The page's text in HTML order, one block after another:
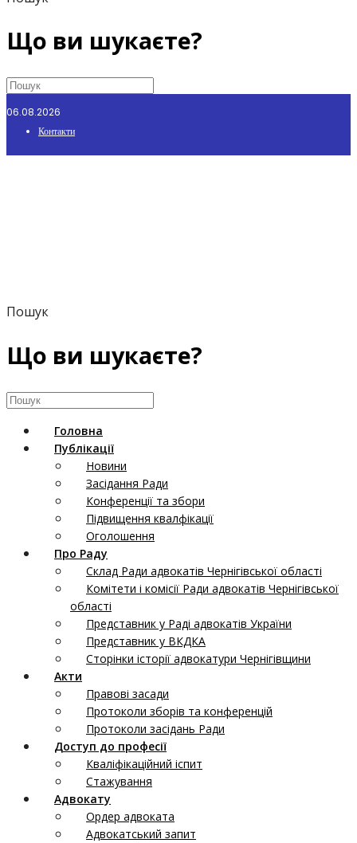
Що ви шукаєте?
06.08.2026
Контакти
Пошук
Що ви шукаєте?
Головна
Публікації
Новини
Засідання Ради
Конференції та збори
Підвищення квалфікації
Оголошення
Про Раду
Склад Ради адвокатів Чернігівської області
Комітети і комісії Ради адвокатів Чернігівської
області
Представник у Раді адвокатів України
Представник у ВКДКА
Сторінки історії адвокатури Чернігівщини
Акти
Правові засади
Протоколи зборів та конференцій
Протоколи засідань Ради
Доступ до професії
Кваліфікаційний іспит
Стажування
Адвокату
Ордер адвоката
Адвокатський запит